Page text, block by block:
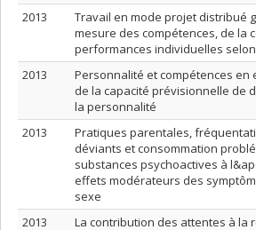
2013
Travail en mode projet distribué
mesure des compétences, de la
performances individuelles
2013
Personnalité et compétences en
de la capacité prévisionnelle de
la personnalité
2013
Pratiques parentales,
déviants et consommation
substances psychoactives à
effets modérateurs des
sexe
2013
La contribution des attentes à la